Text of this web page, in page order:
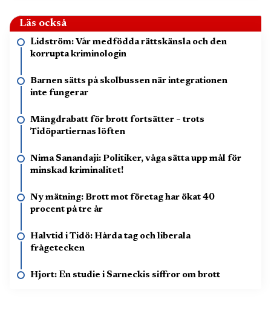
Läs också
Lidström: Vår medfödda rättskänsla och den
korrupta kriminologin
Barnen sätts på skolbussen när integrationen
inte fungerar
Mängdrabatt för brott fortsätter – trots
Tidöpartiernas löften
Nima Sanandaji: Politiker, våga sätta upp mål för
minskad kriminalitet!
Ny mätning: Brott mot företag har ökat 40
procent på tre år
Halvtid i Tidö: Hårda tag och liberala
frågetecken
Hjort: En studie i Sarneckis siffror om brott